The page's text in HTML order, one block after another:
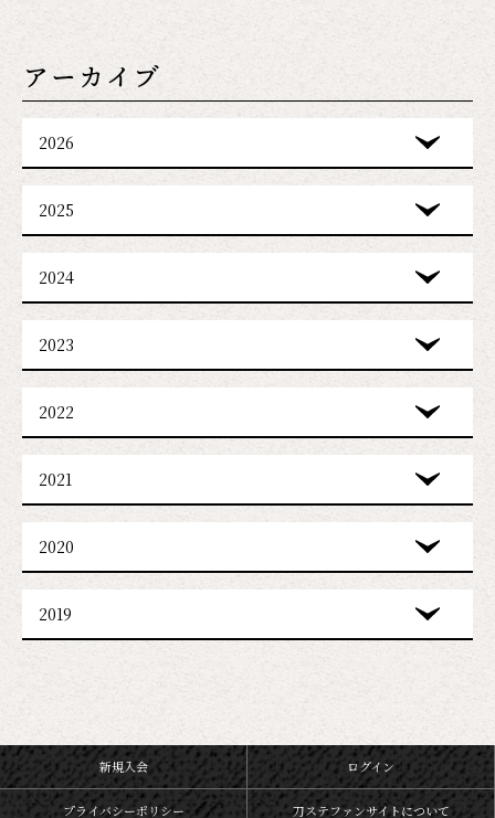
アーカイブ
2026
2025
2024
2023
2022
2021
2020
2019
新規入会 ログイン
プライバシーポリシー 刀ステファンサイトについて